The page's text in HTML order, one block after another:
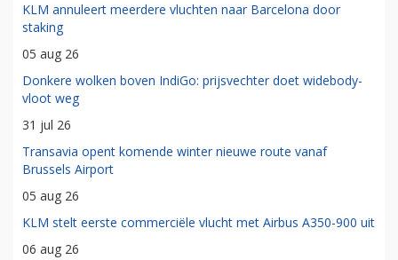
KLM annuleert meerdere vluchten naar Barcelona door
staking
05 aug 26
Donkere wolken boven IndiGo: prijsvechter doet widebody-
vloot weg
31 jul 26
Transavia opent komende winter nieuwe route vanaf
Brussels Airport
05 aug 26
KLM stelt eerste commerciële vlucht met Airbus A350-900 uit
06 aug 26